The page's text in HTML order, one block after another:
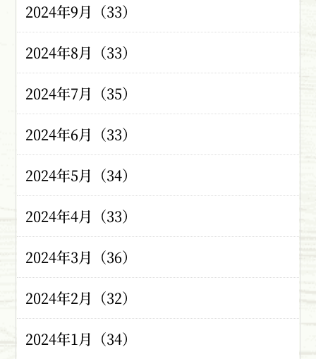
2024年9月（33）
2024年8月（33）
2024年7月（35）
2024年6月（33）
2024年5月（34）
2024年4月（33）
2024年3月（36）
2024年2月（32）
2024年1月（34）